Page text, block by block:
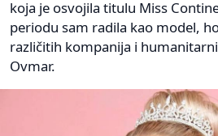
koja je osvojila titulu Miss
periodu sam radila kao model,
različitih kompanija i
Ovmar.